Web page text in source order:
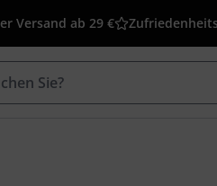
Versand ab 29 €